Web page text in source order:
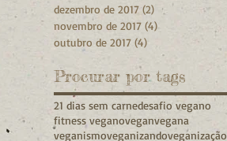
dezembro de 2017 (2) 2 posts
novembro de 2017 (4)
outubro de 2017 (4)
Procurar por tags
21 dias sem carnedesafio vegano
fitness veganoveganvegana
veganismoveganizandoveganização